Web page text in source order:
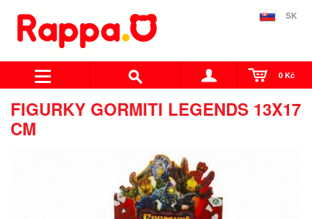
SK
0 Kč
FIGURKY GORMITI LEGENDS 13X17
CM